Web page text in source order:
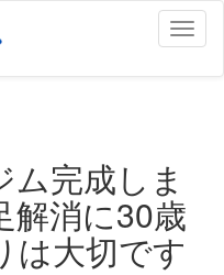
完成しま
解消に30歳
は大切です